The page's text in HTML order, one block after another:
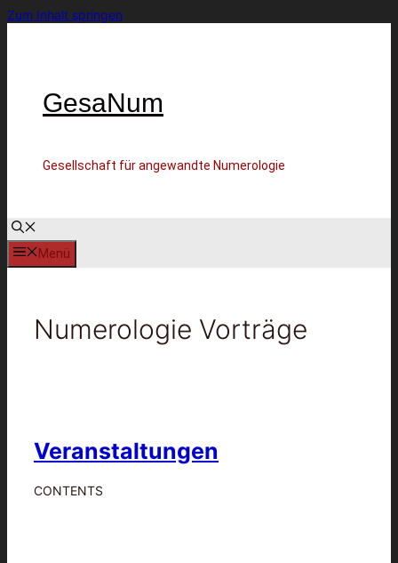
Zum Inhalt springen
GesaNum
Gesellschaft für angewandte Numerologie
Menü
Numerologie Vorträge
Veranstaltungen
CONTENTS